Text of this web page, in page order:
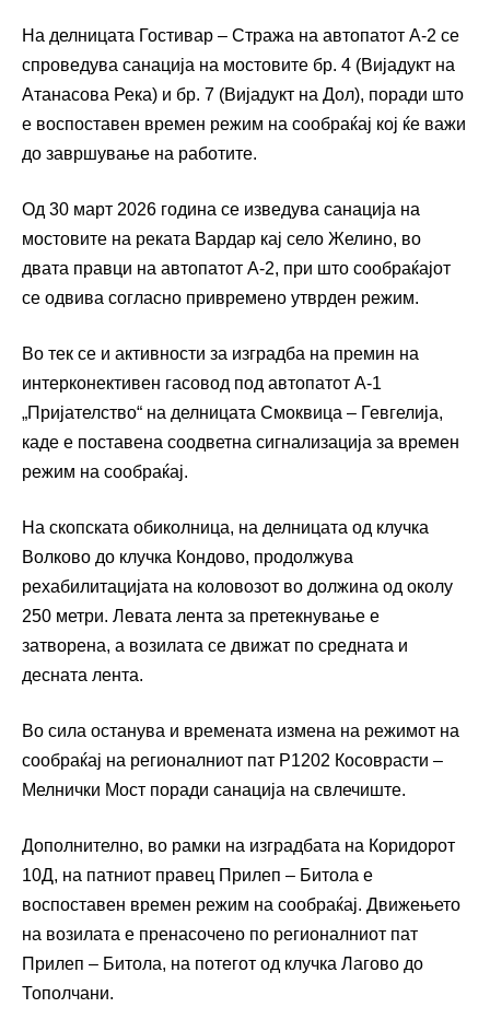
На делницата Гостивар – Стража на автопатот А-2 се
спроведува санација на мостовите бр. 4 (Вијадукт на
Атанасова Река) и бр. 7 (Вијадукт на Дол), поради што
е воспоставен времен режим на сообраќај кој ќе важи
до завршување на работите.
Од 30 март 2026 година се изведува санација на
мостовите на реката Вардар кај село Желино, во
двата правци на автопатот А-2, при што сообраќајот
се одвива согласно привремено утврден режим.
Во тек се и активности за изградба на премин на
интерконективен гасовод под автопатот А-1
„Пријателство“ на делницата Смоквица – Гевгелија,
каде е поставена соодветна сигнализација за времен
режим на сообраќај.
На скопската обиколница, на делницата од клучка
Волково до клучка Кондово, продолжува
рехабилитацијата на коловозот во должина од околу
250 метри. Левата лента за претекнување е
затворена, а возилата се движат по средната и
десната лента.
Во сила останува и времената измена на режимот на
сообраќај на регионалниот пат Р1202 Косоврасти –
Мелнички Мост поради санација на свлечиште.
Дополнително, во рамки на изградбата на Коридорот
10Д, на патниот правец Прилеп – Битола е
воспоставен времен режим на сообраќај. Движењето
на возилата е пренасочено по регионалниот пат
Прилеп – Битола, на потегот од клучка Лагово до
Тополчани.